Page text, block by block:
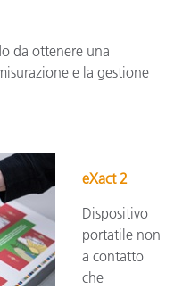
da ottenere una
e la gestione
eXact 2
Dispositivo
portatile non
a contatto
che